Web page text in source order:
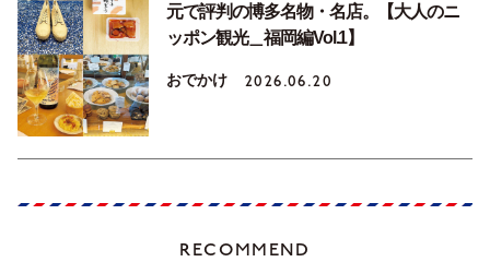
元で評判の博多名物・名店。【大人のニ
ッポン観光＿福岡編Vol.1】
おでかけ 2026.06.20
RECOMMEND